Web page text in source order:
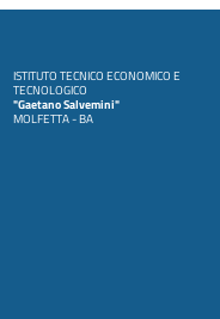
ISTITUTO TECNICO ECONOMICO E
TECNOLOGICO
"Gaetano Salvemini"
MOLFETTA - BA